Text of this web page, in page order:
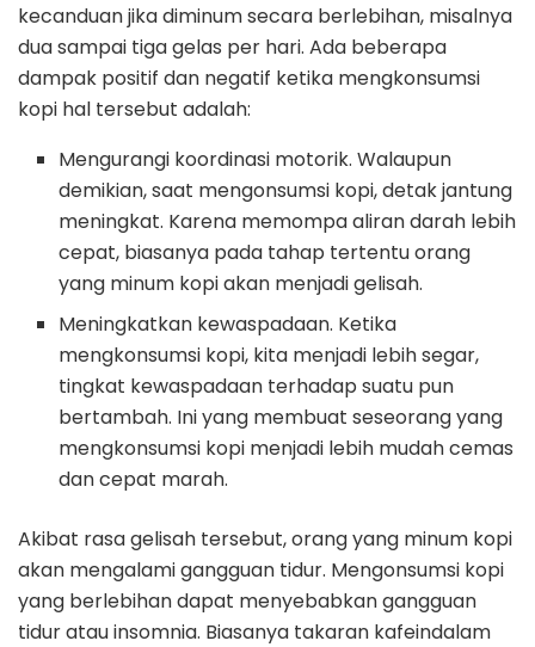
kecanduan jika diminum secara berlebihan, misalnya
dua sampai tiga gelas per hari. Ada beberapa
dampak positif dan negatif ketika mengkonsumsi
kopi hal tersebut adalah:
Mengurangi koordinasi motorik. Walaupun
demikian, saat mengonsumsi kopi, detak jantung
meningkat. Karena memompa aliran darah lebih
cepat, biasanya pada tahap tertentu orang
yang minum kopi akan menjadi gelisah.
Meningkatkan kewaspadaan. Ketika
mengkonsumsi kopi, kita menjadi lebih segar,
tingkat kewaspadaan terhadap suatu pun
bertambah. Ini yang membuat seseorang yang
mengkonsumsi kopi menjadi lebih mudah cemas
dan cepat marah.
Akibat rasa gelisah tersebut, orang yang minum kopi
akan mengalami gangguan tidur. Mengonsumsi kopi
yang berlebihan dapat menyebabkan gangguan
tidur atau insomnia. Biasanya takaran kafeindalam